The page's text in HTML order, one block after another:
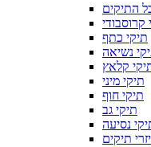
התיקים
קרוסבודי
תיקי כתף
נשיאה
תיקי מיני
תיקי חוף
תיקי גב
נסיעה
תיקים